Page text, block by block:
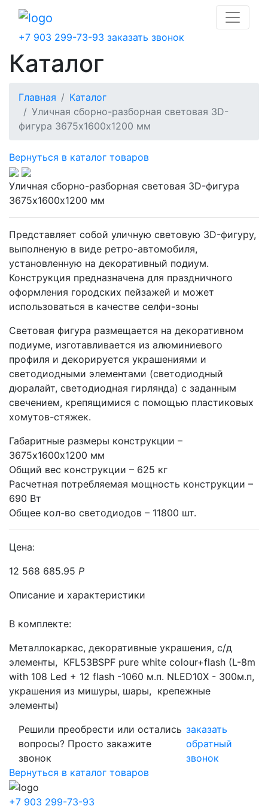
+7 903 299-73-93 заказать звонок
Каталог
Главная
Каталог
Уличная сборно-разборная световая 3D-
фигура 3675х1600х1200 мм
Вернуться в каталог товаров
Уличная сборно-разборная световая 3D-фигура
3675х1600х1200 мм
Представляет собой уличную световую 3D-фигуру,
выполненую в виде ретро-автомобиля,
установленную на декоративный подиум.
Конструкция предназначена для праздничного
оформления городских пейзажей и может
использоваться в качестве селфи-зоны
Световая фигура размещается на декоративном
подиуме, изготавливается из алюминиевого
профиля и декорируется украшениями и
светодиодными элементами (светодиодный
дюралайт, светодиодная гирлянда) с заданным
свечением, крепящимися с помощью пластиковых
хомутов-стяжек.
Габаритные размеры конструкции –
3675х1600х1200 мм
Общий вес конструкции – 625 кг
Расчетная потребляемая мощность конструкции –
690 Вт
Общее кол-во светодиодов – 11800 шт.
Цена:
12 568 685.95 Р
Описание и характеристики
В комплекте:
Металлокаркас, декоративные украшения, с/д
элементы, KFL53BSPF pure white colour+flash (L-8m
with 108 Led + 12 flash -1060 м.п. NLED10X - 300м.п,
украшения из мишуры, шары, крепежные
элементы)
Решили преобрести или остались
вопросы? Просто закажите
звонок
заказать
обратный
звонок
Вернуться в каталог товаров
+7 903 299-73-93